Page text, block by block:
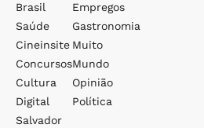
Brasil
Saúde
Cineinsite
Concursos
Cultura
Digital
Salvador
Empregos
Gastronomia
Muito
Mundo
Opinião
Política